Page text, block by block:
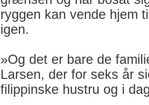
ryggen kan vende hjem
igen.
»Og det er bare de
Larsen, der for seks år
filippinske hustru og i